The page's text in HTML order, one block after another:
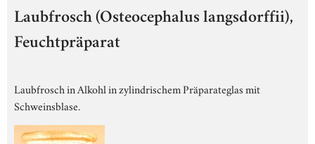
Laubfrosch (Osteocephalus langsdorffii),
Feuchtpräparat
Laubfrosch in Alkohl in zylindrischem Präparateglas mit
Schweinsblase.